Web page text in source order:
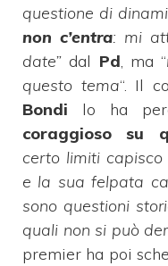
questione di
non c’entra: mi
date” dal Pd, ma “
questo tema“. Il
Bondi lo ha
coraggioso su
certo limiti
e la sua felpata
sono questioni
quali non si può
premier ha poi